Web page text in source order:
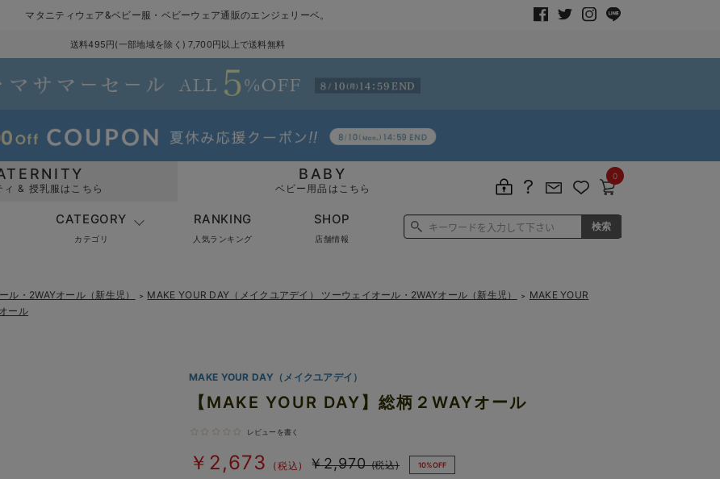
マタニティウェア&ベビー服・ベビーウェア通販のエンジェリーベ。
送料495円(一部地域を除く) 7,700円以上で送料無料
ィ & 授乳服はこちら
BABY
ベビー用品はこちら
0
CATEGORY
カテゴリ
RANKING
人気ランキング
SHOP
店舗情報
ル・2WAYオール（新生児） ＞ MAKE YOUR DAY（メイクユアデイ） ツーウェイオール・2WAYオール（新生児） ＞
MAKE YOUR
ール
MAKE YOUR DAY（メイクユアデイ）
【MAKE YOUR DAY】総柄２WAYオール
レビューを書く
￥2,970 (税込)
￥2,673 (税込) 10%OFF